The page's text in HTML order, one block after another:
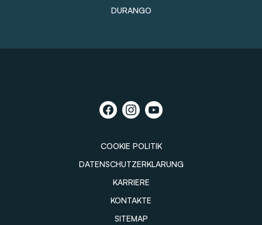
DURANGO
COOKIE POLITIK
DATENSCHUTZERKLARUNG
KARRIERE
KONTAKTE
SITEMAP